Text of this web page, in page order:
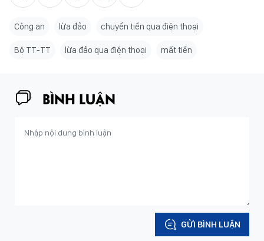
Công an lừa đảo chuyển tiền qua điện thoại
Bộ TT-TT lừa đảo qua điện thoại mất tiền
BÌNH LUẬN
GỬI BÌNH LUẬN